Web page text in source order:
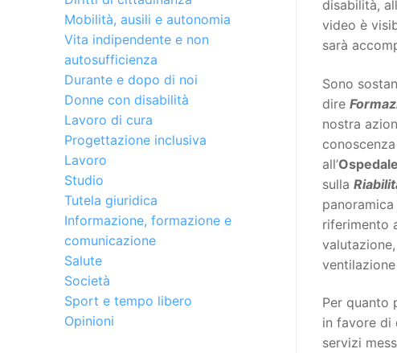
disabilità,
video è
sarà
Sono
dire
nostra
all’
sulla
riferimento
Per quanto
in favore di
servizi
Mobilità, ausili e autonomia
Vita indipendente e non
autosufficienza
Durante e dopo di noi
Donne con disabilità
Lavoro di cura
Progettazione inclusiva
Lavoro
Studio
Tutela giuridica
Informazione, formazione e
comunicazione
Salute
Società
Sport e tempo libero
Opinioni